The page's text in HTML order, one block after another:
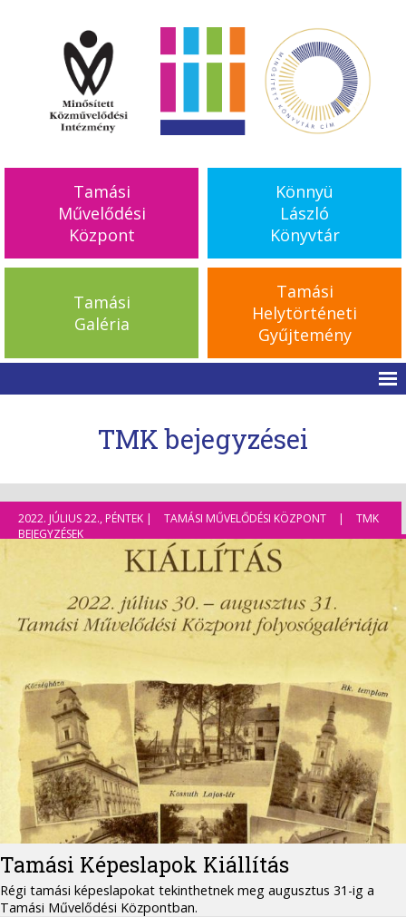
Tamási
Művelődési
Központ
Könnyü
László
Könyvtár
Tamási
Galéria
Tamási
Helytörténeti
Gyűjtemény
TMK bejegyzései
2022. JÚLIUS 22., PÉNTEK | TAMÁSI MŰVELŐDÉSI KÖZPONT |
TMK
BEJEGYZÉSEK
Tamási Képeslapok Kiállítás
Régi tamási képeslapokat tekinthetnek meg augusztus 31-ig a
Tamási Művelődési Központban.